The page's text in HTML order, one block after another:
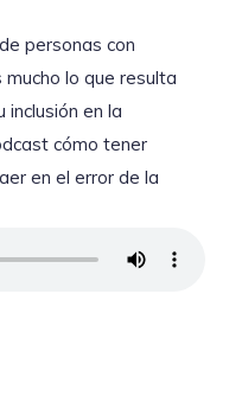
personas con
lo que resulta
inclusión en la
cómo tener
en el error de la